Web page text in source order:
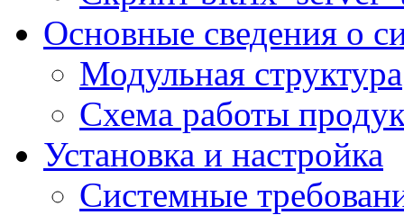
Основные сведения о
Модульная структура
Схема работы
Установка и настройка
Системные